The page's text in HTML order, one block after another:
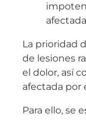
La prioridad
de lesiones
el dolor, así
afectada por
Para ello, se